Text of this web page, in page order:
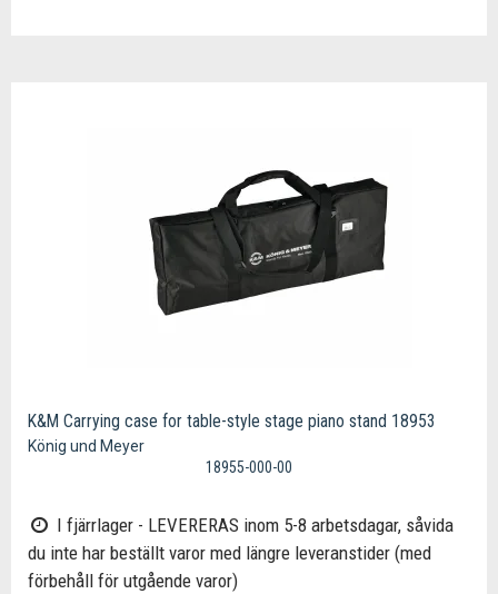
K&M Carrying case for table-style stage piano stand 18953
König und Meyer
18955-000-00
I fjärrlager - LEVERERAS inom 5-8 arbetsdagar, såvida
du inte har beställt varor med längre leveranstider (med
förbehåll för utgående varor)